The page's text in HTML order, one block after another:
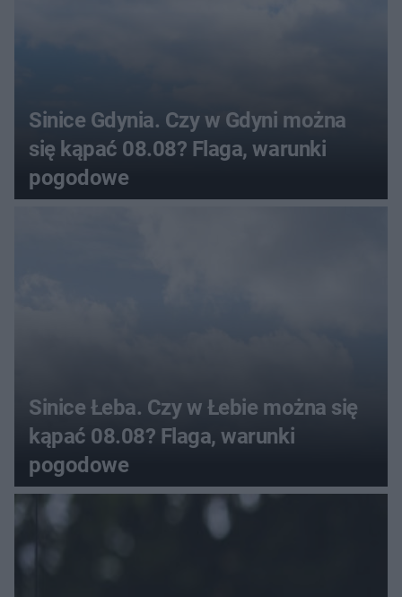
Sinice Gdynia. Czy w Gdyni można
się kąpać 08.08? Flaga, warunki
pogodowe
Sinice Łeba. Czy w Łebie można się
kąpać 08.08? Flaga, warunki
pogodowe